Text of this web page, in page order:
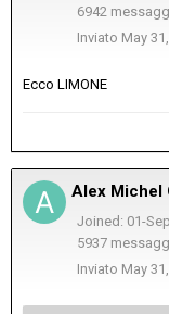
6942
Inviato May
Ecco LIMONE
Alex Michel
Joined: 01-
5937
Inviato May